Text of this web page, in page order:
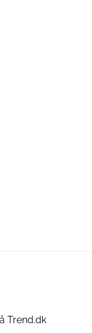
Trend.dk